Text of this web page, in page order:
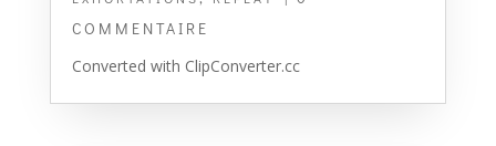
COMMENTAIRE
Converted with ClipConverter.cc